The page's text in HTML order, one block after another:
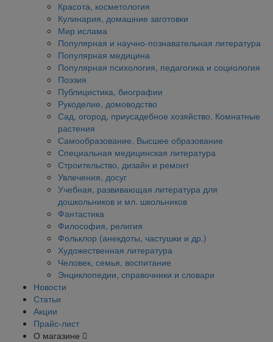
Красота, косметология
Кулинария, домашние заготовки
Мир ислама
Популярная и научно-познавательная литература
Популярная медицина
Популярная психология, педагогика и социология
Поэзия
Публицистика, биографии
Рукоделие, домоводство
Сад, огород, приусадебное хозяйство. Комнатные
растения
Самообразование. Высшее образование
Специальная медицинская литература
Строительство, дизайн и ремонт
Увлечения, досуг
Учебная, развивающая литература для
дошкольников и мл. школьников
Фантастика
Философия, религия
Фольклор (анекдоты, частушки и др.)
Художественная литература
Человек, семья, воспитание
Энциклопедии, справочники и словари
Новости
Статьи
Акции
Прайс-лист
О магазине